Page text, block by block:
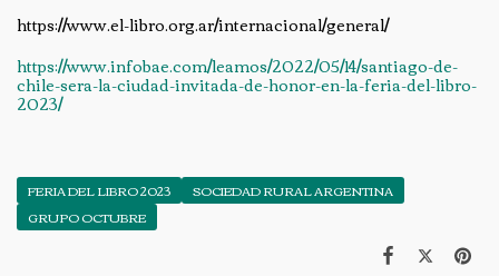
https://www.el-libro.org.ar/internacional/general/
https://www.infobae.com/leamos/2022/05/14/santiago-de-
chile-sera-la-ciudad-invitada-de-honor-en-la-feria-del-libro-
2023/
FERIA DEL LIBRO 2023
SOCIEDAD RURAL ARGENTINA
GRUPO OCTUBRE